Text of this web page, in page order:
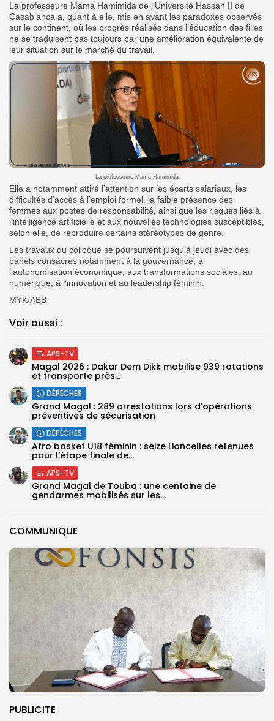
COMMUNIQUE
PUBLICITE
La professeure Mama Hamimida de l’Université Hassan II de
Casablanca a, quant à elle, mis en avant les paradoxes observés
sur le continent, où les progrès réalisés dans l’éducation des filles
ne se traduisent pas toujours par une amélioration équivalente de
leur situation sur le marché du travail.
La professeure Mama Hamimida
Elle a notamment attiré l’attention sur les écarts salariaux, les
difficultés d’accès à l’emploi formel, la faible présence des
femmes aux postes de responsabilité, ainsi que les risques liés à
l’intelligence artificielle et aux nouvelles technologies susceptibles,
selon elle, de reproduire certains stéréotypes de genre.
Les travaux du colloque se poursuivent jusqu’à jeudi avec des
panels consacrés notamment à la gouvernance, à
l’autonomisation économique, aux transformations sociales, au
numérique, à l’innovation et au leadership féminin.
MYK/ABB
Voir aussi :
APS-TV
Magal 2026 : Dakar Dem Dikk mobilise 939 rotations
et transporte près...
DÉPÊCHES
Grand Magal : 289 arrestations lors d’opérations
préventives de sécurisation
DÉPÊCHES
‎Afro basket U18 féminin : seize Lioncelles retenues
pour l’étape finale de...
APS-TV
Grand Magal de Touba : une centaine de
gendarmes mobilisés sur les...